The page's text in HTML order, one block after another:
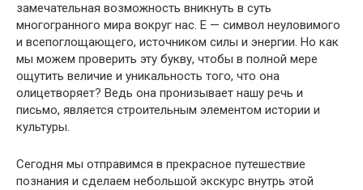
замечательная возможность вникнуть в суть
многогранного мира вокруг нас. Е — символ неуловимого
и всепоглощающего, источником силы и энергии. Но как
мы можем проверить эту букву, чтобы в полной мере
ощутить величие и уникальность того, что она
олицетворяет? Ведь она пронизывает нашу речь и
письмо, является строительным элементом истории и
культуры.
Сегодня мы отправимся в прекрасное путешествие
познания и сделаем небольшой экскурс внутрь этой